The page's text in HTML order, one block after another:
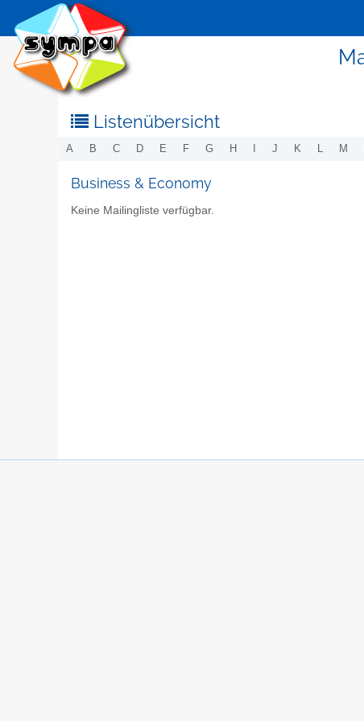
Listenübersicht
A B C D E F G H J K L M
Business & Economy
Keine Mailingliste verfügbar.